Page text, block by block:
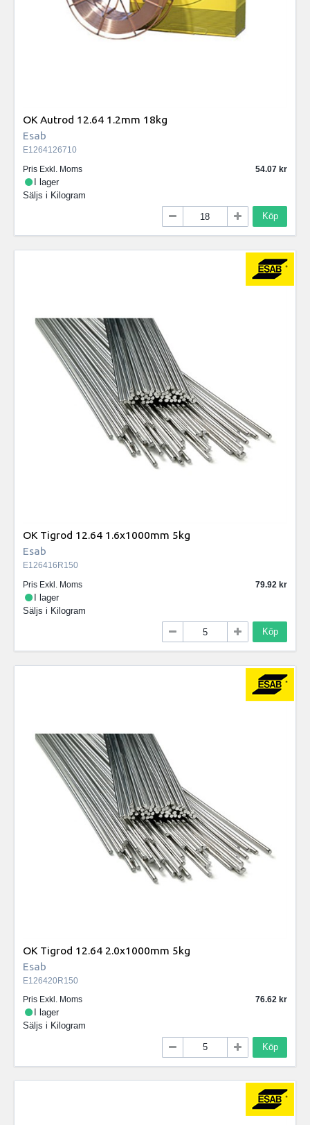
OK Autrod 12.64 1.2mm 18kg
Esab
E1264126710
Pris Exkl. Moms
54.07
I lager
Säljs i Kilogram
Köp
OK Tigrod 12.64 1.6x1000mm 5kg
Esab
E126416R150
Pris Exkl. Moms
79.92
I lager
Säljs i Kilogram
Köp
OK Tigrod 12.64 2.0x1000mm 5kg
Esab
E126420R150
Pris Exkl. Moms
76.62
I lager
Säljs i Kilogram
Köp